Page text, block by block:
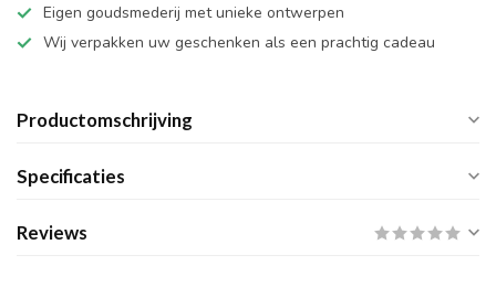
Eigen goudsmederij met unieke ontwerpen
Wij verpakken uw geschenken als een prachtig cadeau
Productomschrijving
Specificaties
Reviews